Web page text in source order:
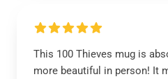
This 100 Thieves mug is
more beautiful in person! It